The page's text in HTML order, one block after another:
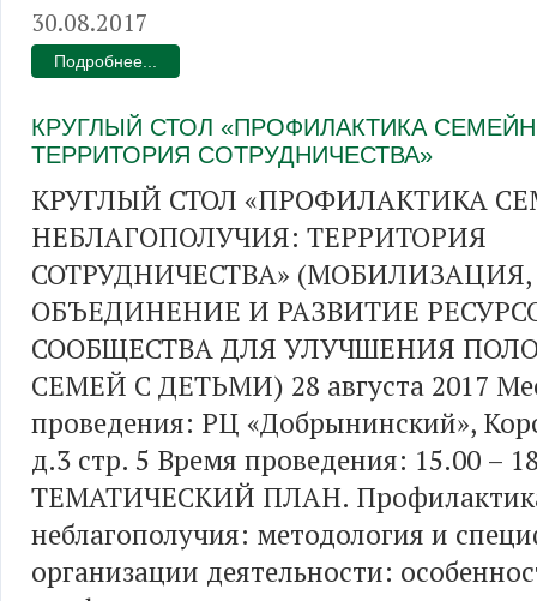
30.08.2017
Подробнее...
КРУГЛЫЙ СТОЛ «ПРОФИЛАКТИКА
ТЕРРИТОРИЯ СОТРУДНИЧЕСТВА»
КРУГЛЫЙ СТОЛ «ПРОФИЛАКТИКА
НЕБЛАГОПОЛУЧИЯ: ТЕРРИТОРИЯ
СОТРУДНИЧЕСТВА» (МОБИЛИЗАЦИЯ,
ОБЪЕДИНЕНИЕ И РАЗВИТИЕ
СООБЩЕСТВА ДЛЯ УЛУЧШЕНИЯ
СЕМЕЙ С ДЕТЬМИ) 28 августа 2017
проведения: РЦ «Добрынинский»,
д.3 стр. 5 Время проведения: 15.00 –
ТЕМАТИЧЕСКИЙ ПЛАН.
неблагополучия: методология и
организации деятельности: